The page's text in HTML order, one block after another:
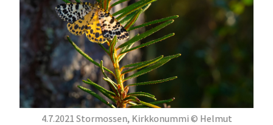
4.7.2021 Stormossen, Kirkkonummi © Helmut